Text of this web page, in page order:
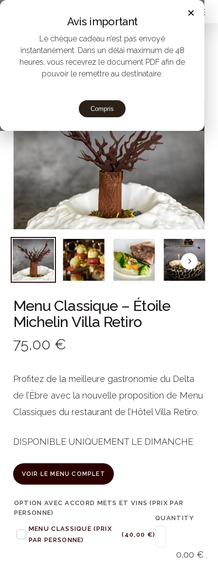
Skip
content
Menu
Accueil
Offrez des menus étoilés Michelin au
restaurant Villa Retiro
Menu Classique –
Menu Classique – Étoile
Michelin Villa Retiro
75,00 €
Profitez de la meilleure gastronomie du Delta
de l’Èbre avec la nouvelle proposition de Menu
Classiques du restaurant de l’Hôtel Villa Retiro.
DISPONIBLE UNIQUEMENT LE DIMANCHE
VOIR LE MENU COMPLET
OPTION AVEC ACCORD METS ET VINS (PRIX PAR
PERSONNE)
MENU CLASSIQUE (PRIX
PAR PERSONNE)
(40,00 €)
QUANTITY
0,00 €
×
Avis important
Le chèque cadeau n’est pas envoyé
instantanément. Dans un délai maximum de 48
heures, vous recevrez le document PDF afin de
pouvoir le remettre au destinataire.
Compris